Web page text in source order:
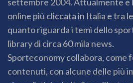
settembre 2004. Attualmente è
online più cliccata in Italia e tra
quanto riguarda i temi dello
library di circa 60 mila news.
Sporteconomy collabora, come
contenuti, con alcune delle più